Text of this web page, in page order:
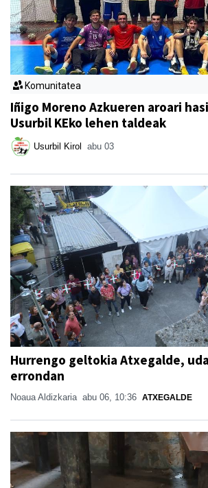
Komunitatea
Iñigo Moreno Azkueren aroari
Usurbil KEko lehen taldeak
Usurbil Kirol abu 03
Hurrengo geltokia Atxegalde,
errondan
Noaua Aldizkaria abu 06, 10:36 ATXEGALDE